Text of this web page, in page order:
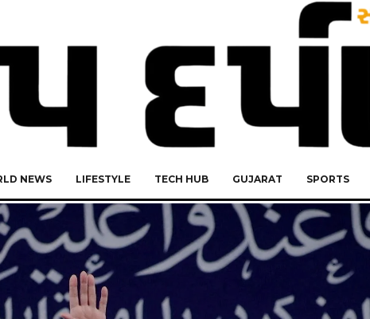
NEWS LIFESTYLE TECH HUB GUJARAT SPORTS